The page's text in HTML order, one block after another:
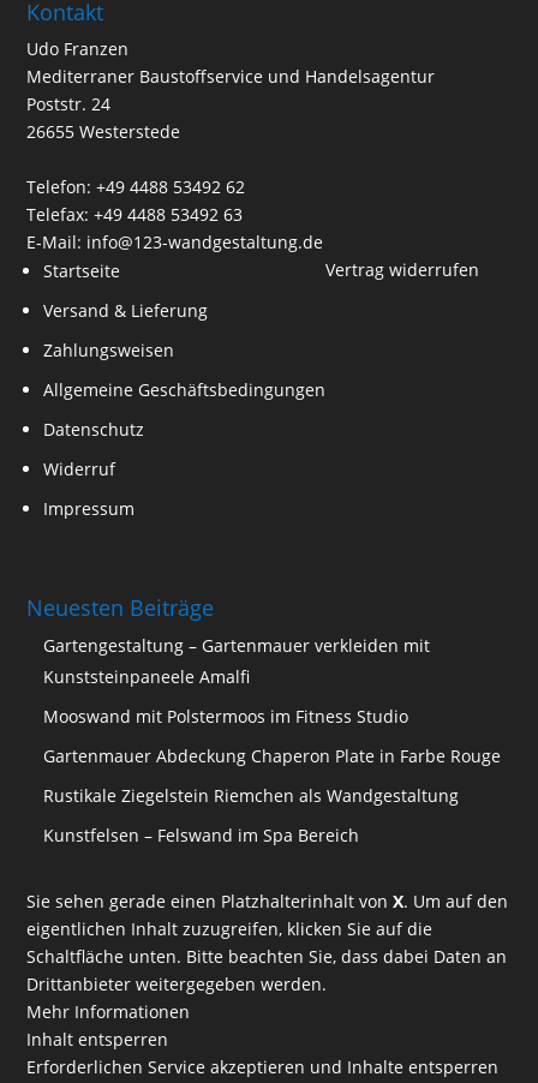
Kontakt
Udo Franzen
Mediterraner Baustoffservice und Handelsagentur
Poststr. 24
26655 Westerstede
Telefon: +49 4488 53492 62
Telefax: +49 4488 53492 63
E-Mail: info@123-wandgestaltung.de
Startseite
Versand & Lieferung
Zahlungsweisen
Allgemeine Geschäftsbedingungen
Datenschutz
Widerruf
Impressum
Vertrag widerrufen
Neuesten Beiträge
Gartengestaltung – Gartenmauer verkleiden mit
Kunststeinpaneele Amalfi
Mooswand mit Polstermoos im Fitness Studio
Gartenmauer Abdeckung Chaperon Plate in Farbe Rouge
Rustikale Ziegelstein Riemchen als Wandgestaltung
Kunstfelsen – Felswand im Spa Bereich
Sie sehen gerade einen Platzhalterinhalt vonX. Um auf den
eigentlichen Inhalt zuzugreifen, klicken Sie auf die
Schaltfläche unten. Bitte beachten Sie, dass dabei Daten an
Drittanbieter weitergegeben werden.
Mehr Informationen
Inhalt entsperren
Erforderlichen Service akzeptieren und Inhalte entsperren